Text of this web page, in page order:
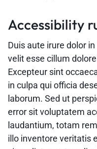
Accessibility
Duis aute irure dolor
velit esse cillum
Excepteur sint
in culpa qui officia
laborum. Sed ut
error sit voluptatem
laudantium, totam
illo inventore veritatis